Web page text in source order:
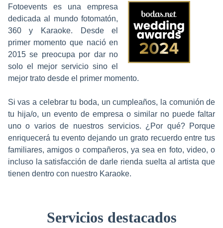
Fotoevents es una empresa
dedicada al mundo fotomatón,
360 y Karaoke. Desde el
primer momento que nació en
2015 se preocupa por dar no
solo el mejor servicio sino el
mejor trato desde el primer momento.
Si vas a celebrar tu boda, un cumpleaños, la comunión de
tu hija/o, un evento de empresa o similar no puede faltar
uno o varios de nuestros servicios. ¿Por qué? Porque
enriquecerá tu evento dejando un grato recuerdo entre tus
familiares, amigos o compañeros, ya sea en foto, video, o
incluso la satisfacción de darle rienda suelta al artista que
tienen dentro con nuestro Karaoke.
Servicios destacados